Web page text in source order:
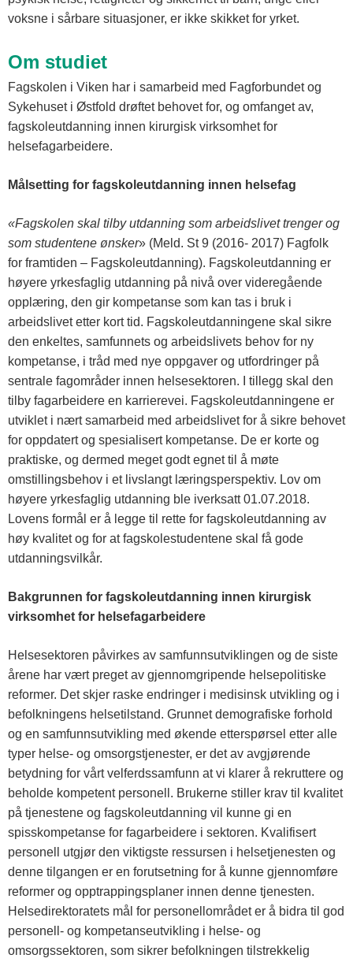
voksne i sårbare situasjoner, er ikke skikket for yrket.
Om studiet
Fagskolen i Viken har i samarbeid med Fagforbundet og
Sykehuset i Østfold drøftet behovet for, og omfanget av,
fagskoleutdanning innen kirurgisk virksomhet for
helsefagarbeidere.
Målsetting for fagskoleutdanning innen helsefag
«Fagskolen skal tilby utdanning som arbeidslivet trenger og
som studentene ønsker» (Meld. St 9 (2016- 2017) Fagfolk
for framtiden – Fagskoleutdanning). Fagskoleutdanning er
høyere yrkesfaglig utdanning på nivå over videregående
opplæring, den gir kompetanse som kan tas i bruk i
arbeidslivet etter kort tid. Fagskoleutdanningene skal sikre
den enkeltes, samfunnets og arbeidslivets behov for ny
kompetanse, i tråd med nye oppgaver og utfordringer på
sentrale fagområder innen helsesektoren. I tillegg skal den
tilby fagarbeidere en karrierevei. Fagskoleutdanningene er
utviklet i nært samarbeid med arbeidslivet for å sikre behovet
for oppdatert og spesialisert kompetanse. De er korte og
praktiske, og dermed meget godt egnet til å møte
omstillingsbehov i et livslangt læringsperspektiv. Lov om
høyere yrkesfaglig utdanning ble iverksatt 01.07.2018.
Lovens formål er å legge til rette for fagskoleutdanning av
høy kvalitet og for at fagskolestudentene skal få gode
utdanningsvilkår.
Bakgrunnen for fagskoleutdanning innen kirurgisk
virksomhet for helsefagarbeidere
Helsesektoren påvirkes av samfunnsutviklingen og de siste
årene har vært preget av gjennomgripende helsepolitiske
reformer. Det skjer raske endringer i medisinsk utvikling og i
befolkningens helsetilstand. Grunnet demografiske forhold
og en samfunnsutvikling med økende etterspørsel etter alle
typer helse- og omsorgstjenester, er det av avgjørende
betydning for vårt velferdssamfunn at vi klarer å rekruttere og
beholde kompetent personell. Brukerne stiller krav til kvalitet
på tjenestene og fagskoleutdanning vil kunne gi en
spisskompetanse for fagarbeidere i sektoren. Kvalifisert
personell utgjør den viktigste ressursen i helsetjenesten og
denne tilgangen er en forutsetning for å kunne gjennomføre
reformer og opptrappingsplaner innen denne tjenesten.
Helsedirektoratets mål for personellområdet er å bidra til god
personell- og kompetanseutvikling i helse- og
omsorgssektoren, som sikrer befolkningen tilstrekkelig